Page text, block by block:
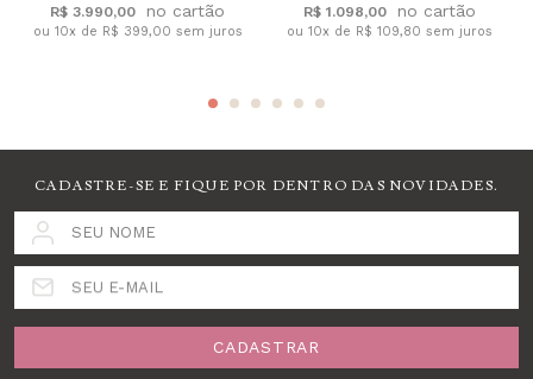
R$ 3.990,00
ou 10x de R$ 399,00 sem juros
R$ 1.098,00
ou 10x de R$ 109,80 sem juros
CADASTRE-SE E FIQUE POR DENTRO DAS NOVIDADES.
SEU NOME
SEU E-MAIL
CADASTRAR